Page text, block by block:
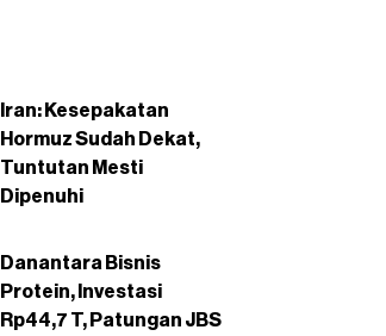
Iran: Kesepakatan
Hormuz Sudah Dekat,
Tuntutan Mesti
Dipenuhi
Danantara Bisnis
Protein, Investasi
Rp44,7 T, Patungan JBS